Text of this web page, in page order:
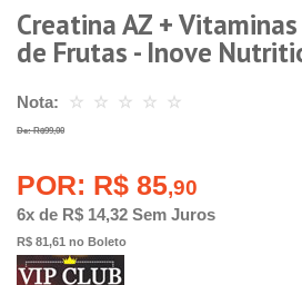
Creatina AZ +
de Frutas - Inove
Nota: ☆ ☆ ☆ ☆ ☆
De: R$99,00
POR: R$ 85,90
6x de R$ 14,32 Sem Juros
R$ 81,61 no Boleto